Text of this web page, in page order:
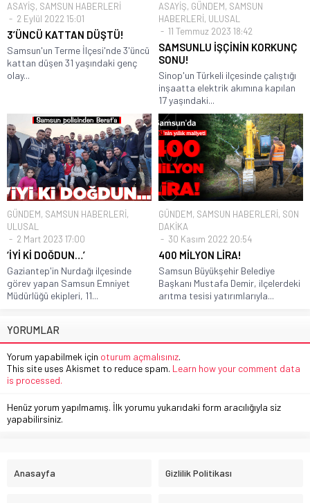
ASAYİŞ, SAMSUN HABERLERİ
2 Eylül 2022 15:01
3’ÜNCÜ KATTAN DÜŞTÜ!
Samsun'un Terme İlçesi'nde 3'üncü
kattan düşen 31 yaşındaki genç
olay...
ASAYİŞ, GÜNDEM, SAMSUN
HABERLERİ, ULUSAL
11 Temmuz 2023 18:42
SAMSUNLU İŞÇİNİN KORKUNÇ
SONU!
Sinop'un Türkeli ilçesinde çalıştığı
inşaatta elektrik akımına kapılan
17 yaşındaki...
GÜNDEM, SAMSUN HABERLERİ,
ULUSAL
2 Mart 2023 17:00
‘İYİ Kİ DOĞDUN…’
Gaziantep'in Nurdağı ilçesinde
görev yapan Samsun Emniyet
Müdürlüğü ekipleri, 11...
GÜNDEM, SAMSUN HABERLERİ, SON
DAKİKA
30 Kasım 2022 20:54
400 MİLYON LİRA!
Samsun Büyükşehir Belediye
Başkanı Mustafa Demir, ilçelerdeki
arıtma tesisi yatırımlarıyla...
YORUMLAR
Yorum yapabilmek için oturum açmalısınız.
This site uses Akismet to reduce spam. Learn how your comment data
is processed.
Henüz yorum yapılmamış. İlk yorumu yukarıdaki form aracılığıyla siz
yapabilirsiniz.
Anasayfa Gizlilik Politikası